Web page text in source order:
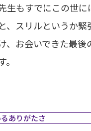
生もすでにこの世
、スリルというか
、お会いできた最
ありがたさ